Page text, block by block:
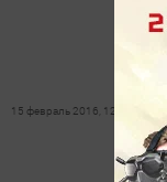
15 февраль 2016, 12:03